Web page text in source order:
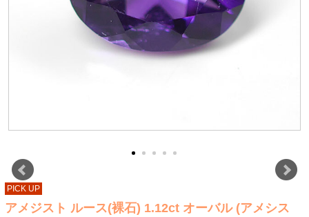
PICK UP
アメジスト ルース(裸石) 1.12ct オーバル (アメシス